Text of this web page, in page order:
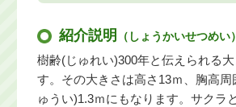
紹介説明 （しょうかいせつめい）
樹齢(じゅれい)300年と伝えられる
す。その大きさは高さ13ｍ、胸高周
ゅうい)1.3ｍにもなります。サクラ